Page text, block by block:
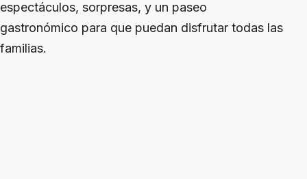
espectáculos, sorpresas, y un paseo
gastronómico para que puedan disfrutar todas las
familias.